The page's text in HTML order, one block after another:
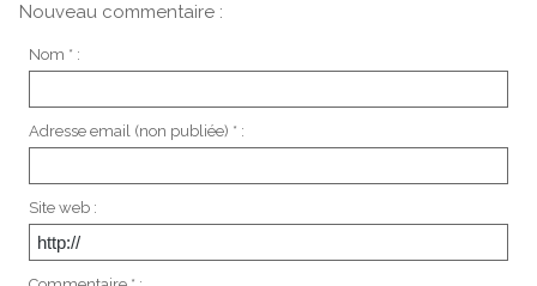
Nouveau commentaire :
Nom * :
Adresse email (non publiée) * :
Site web :